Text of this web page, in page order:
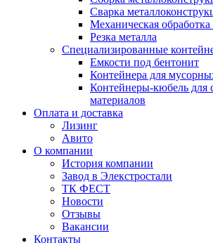
Сварка
Механическая обработка
Резка металла
Специализированные
Емкости под бентонит
Контейнера для
Контейнеры-кюбель для
материалов
Оплата и доставка
Лизинг
Авито
О компании
История компании
Завод в Элекстростали
ТК ФЕСТ
Новости
Отзывы
Вакансии
Контакты